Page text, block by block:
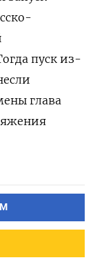
пуск из-
глава